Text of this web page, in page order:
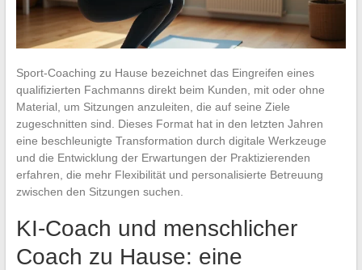
Sport-Coaching zu Hause bezeichnet das Eingreifen eines
qualifizierten Fachmanns direkt beim Kunden, mit oder ohne
Material, um Sitzungen anzuleiten, die auf seine Ziele
zugeschnitten sind. Dieses Format hat in den letzten Jahren
eine beschleunigte Transformation durch digitale Werkzeuge
und die Entwicklung der Erwartungen der Praktizierenden
erfahren, die mehr Flexibilität und personalisierte Betreuung
zwischen den Sitzungen suchen.
KI-Coach und menschlicher
Coach zu Hause: eine